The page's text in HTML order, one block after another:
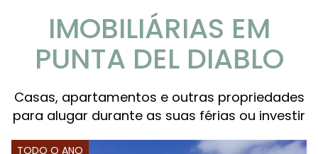
IMOBILIÁRIAS EM
PUNTA DEL DIABLO
Casas, apartamentos e outras propriedades
para alugar durante as suas férias ou investir
TODO O ANO